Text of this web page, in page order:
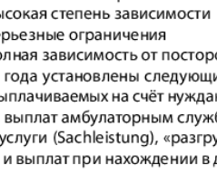
Игуана
Карьера